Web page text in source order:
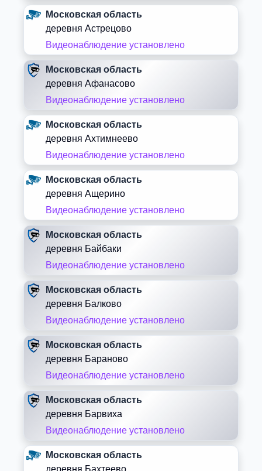
Московская область
деревня Астрецово
Видеонаблюдение установлено
Московская область
деревня Афанасово
Видеонаблюдение установлено
Московская область
деревня Ахтимнеево
Видеонаблюдение установлено
Московская область
деревня Ащерино
Видеонаблюдение установлено
Московская область
деревня Байбаки
Видеонаблюдение установлено
Московская область
деревня Балково
Видеонаблюдение установлено
Московская область
деревня Бараново
Видеонаблюдение установлено
Московская область
деревня Барвиха
Видеонаблюдение установлено
Московская область